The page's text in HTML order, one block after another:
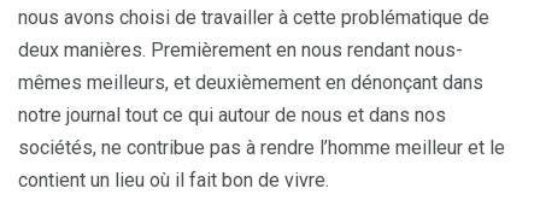
nous avons choisi de travailler à cette problématique de
deux manières. Premièrement en nous rendant nous-
mêmes meilleurs, et deuxièmement en dénonçant dans
notre journal tout ce qui autour de nous et dans nos
sociétés, ne contribue pas à rendre l’homme meilleur et le
contient un lieu où il fait bon de vivre.